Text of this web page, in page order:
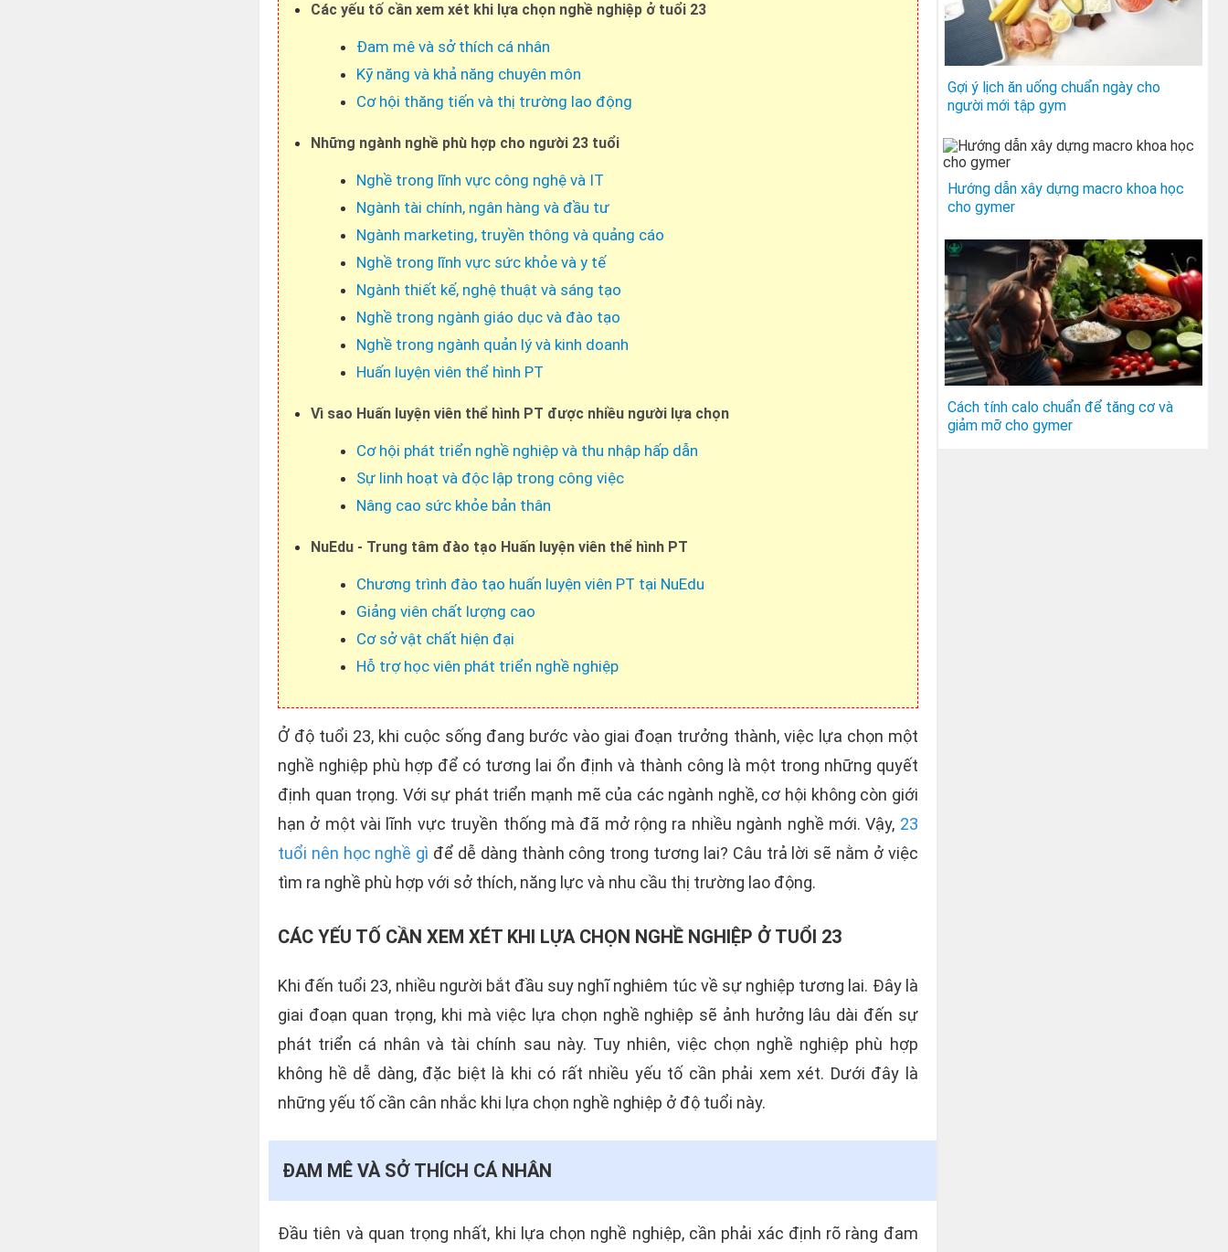
Các yếu tố cần xem xét khi lựa chọn nghề nghiệp ở tuổi 23
Đam mê và sở thích cá nhân
Kỹ năng và khả năng chuyên môn
Cơ hội thăng tiến và thị trường lao động
Những ngành nghề phù hợp cho người 23 tuổi
Nghề trong lĩnh vực công nghệ và IT
Ngành tài chính, ngân hàng và đầu tư
Ngành marketing, truyền thông và quảng cáo
Nghề trong lĩnh vực sức khỏe và y tế
Ngành thiết kế, nghệ thuật và sáng tạo
Nghề trong ngành giáo dục và đào tạo
Nghề trong ngành quản lý và kinh doanh
Huấn luyện viên thể hình PT
Vì sao Huấn luyện viên thể hình PT được nhiều người lựa chọn
Cơ hội phát triển nghề nghiệp và thu nhập hấp dẫn
Sự linh hoạt và độc lập trong công việc
Nâng cao sức khỏe bản thân
NuEdu - Trung tâm đào tạo Huấn luyện viên thể hình PT
Chương trình đào tạo huấn luyện viên PT tại NuEdu
Giảng viên chất lượng cao
Cơ sở vật chất hiện đại
Hỗ trợ học viên phát triển nghề nghiệp
Ở độ tuổi 23, khi cuộc sống đang bước vào giai đoạn trưởng thành, việc lựa chọn một
nghề nghiệp phù hợp để có tương lai ổn định và thành công là một trong những quyết
định quan trọng. Với sự phát triển mạnh mẽ của các ngành nghề, cơ hội không còn giới
hạn ở một vài lĩnh vực truyền thống mà đã mở rộng ra nhiều ngành nghề mới. Vậy, 23
tuổi nên học nghề gì để dễ dàng thành công trong tương lai? Câu trả lời sẽ nằm ở việc
tìm ra nghề phù hợp với sở thích, năng lực và nhu cầu thị trường lao động.
CÁC YẾU TỐ CẦN XEM XÉT KHI LỰA CHỌN NGHỀ NGHIỆP Ở TUỔI 23
Khi đến tuổi 23, nhiều người bắt đầu suy nghĩ nghiêm túc về sự nghiệp tương lai. Đây là
giai đoạn quan trọng, khi mà việc lựa chọn nghề nghiệp sẽ ảnh hưởng lâu dài đến sự
phát triển cá nhân và tài chính sau này. Tuy nhiên, việc chọn nghề nghiệp phù hợp
không hề dễ dàng, đặc biệt là khi có rất nhiều yếu tố cần phải xem xét. Dưới đây là
những yếu tố cần cân nhắc khi lựa chọn nghề nghiệp ở độ tuổi này.
ĐAM MÊ VÀ SỞ THÍCH CÁ NHÂN
Đầu tiên và quan trọng nhất, khi lựa chọn nghề nghiệp, cần phải xác định rõ ràng đam
Gợi ý lịch ăn uống chuẩn ngày cho
người mới tập gym
Hướng dẫn xây dựng macro khoa học
cho gymer
Cách tính calo chuẩn để tăng cơ và
giảm mỡ cho gymer